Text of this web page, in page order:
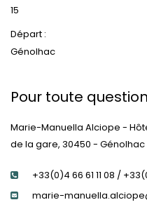
15
Départ :
Génolhac
Pour toute question
Marie-Manuella Alciope -
de la gare, 30450 - Génolhac
+33(0)4 66 61 11 08 /
marie-